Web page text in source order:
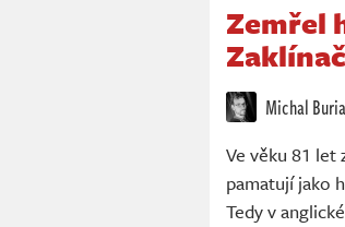
Zemřel
Michal
Ve věku 81
pamatují jako
Tedy v